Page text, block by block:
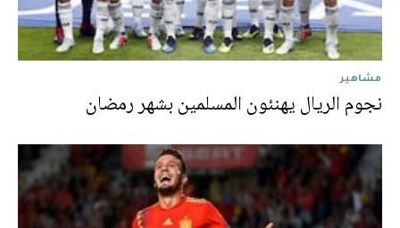
مشاهير
نجوم الريال يهنئون المسلمين بشهر رمضان